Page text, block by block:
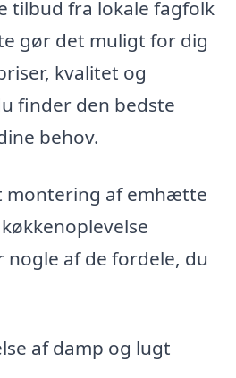
tilbud fra lokale fagfolk
gør det muligt for dig
kvalitet og
finder den bedste
behov.
montering af emhætte
nogle af de fordele, du
af damp og lugt